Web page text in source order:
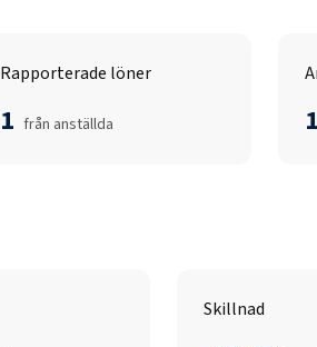
Rapporterade löner
1 från anställda 1
Skillnad